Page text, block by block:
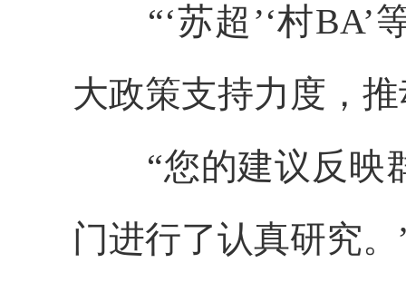
“‘苏超’‘村BA’
大政策支持力度，
“您的建议反映群
门进行了认真研究。